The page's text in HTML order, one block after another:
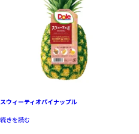
スウィーティオパイナップル
続きを読む